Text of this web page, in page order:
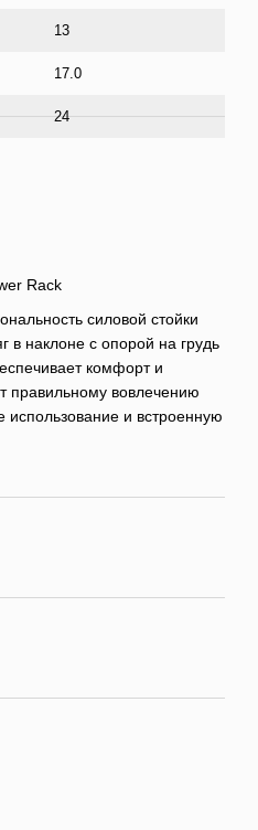
13
17.0
24
Rack
силовой стойки
в наклоне с опорой на грудь
комфорт и
правильному вовлечению
использование и встроенную